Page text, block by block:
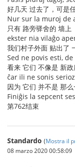
好几天 过去了，可是
Nur sur la muroj de
只有 路旁驿舍的 墙上
ekster nia vilaĝo
我们村子外面 贴出了
Sed ne povis esti,
看来 它们 不像是 新政
ĉar ili ne sonis
因为 它们 并不是 那么
Finiĝis la sepcent
第762结束
Standardo (Mostra il
08 marzo 2020 00:58:09